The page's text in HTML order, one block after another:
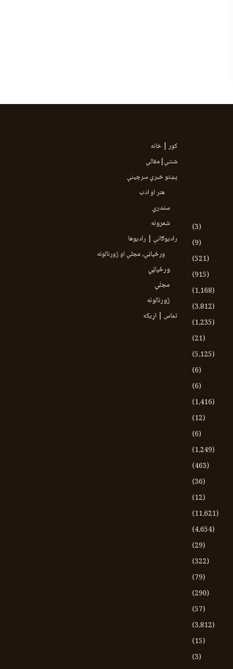
(3)
(9)
(521)
(915)
(1،168)
(3،812)
(1،235)
(21)
(5،125)
(6)
(6)
(1،416)
(12)
(6)
(1،249)
(463)
(36)
(12)
(11،621)
(4،654)
(29)
(322)
(79)
(290)
(57)
(3،812)
(15)
(3)
کور | خانه
شننې|مقالې
پښتو خبري سرچينې
هنر او ادب
سندرې
شعرونه
رادیوګانې | رادیوها
ورځپاڼې، مجلې او ژورنالونه
ورځپاڼې
مجلې
ژورنالونه
تماس | اړیکه